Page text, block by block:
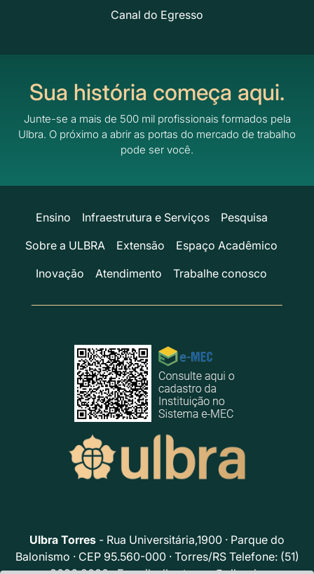
Canal do Egresso
Sua história começa aqui.
Junte-se a mais de 500 mil profissionais formados pela
Ulbra. O próximo a abrir as portas do mercado de trabalho
pode ser você.
Ensino Infraestrutura e Serviços
Pesquisa
Sobre a ULBRA
Extensão
Espaço Acadêmico
Inovação
Atendimento Trabalhe conosco
Ulbra Torres - Rua Universitária,1900 · Parque do
Balonismo · CEP 95.560-000 · Torres/RS Telefone: (51)